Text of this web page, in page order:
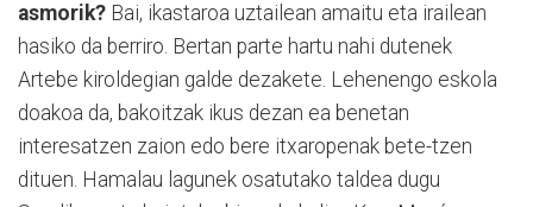
asmorik? Bai, ikastaroa uztailean amaitu eta irailean
hasiko da berriro. Bertan parte hartu nahi dutenek
Artebe kiroldegian galde dezakete. Lehenengo eskola
doakoa da, bakoitzak ikus dezan ea benetan
interesatzen zaion edo bere itxaropenak bete-tzen
dituen. Hamalau lagunek osatutako taldea dugu